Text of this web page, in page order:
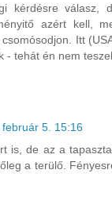
kérdésre válasz,
azért kell,
Itt
- tehát én nem
február 5. 15:16
is, de az a
a terülő.